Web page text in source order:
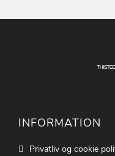
INFORMATION
Privatliv og cookie